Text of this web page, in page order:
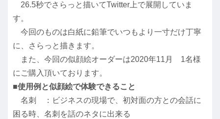
26.5秒でさらっと描いてTwitter上で展開していま
す。
今回のものは白紙に鉛筆でいつもより一寸だけ丁寧
に、さらっと描きます。
また、今回の似顔絵オーダーは2020年11月 1名様
にご購入頂いております。
■使用例と似顔絵で体験できること
名刺 ：ビジネスの現場で、初対面の方との会話に
困る時、名刺を話のネタに出来る